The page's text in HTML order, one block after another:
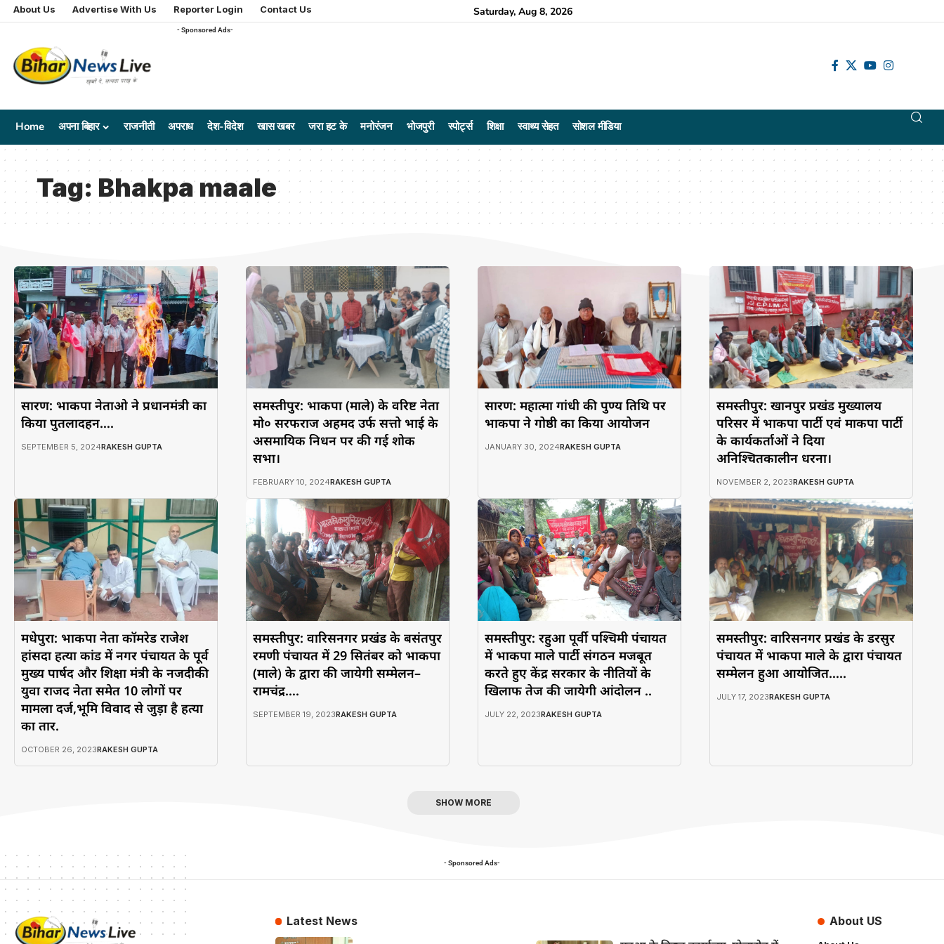
About Us Advertise With Us Reporter Login Contact Us Saturday, Aug 8, 2026
- Sponsored Ads-
Home अपना बिहार राजनीती अपराध देश-विदेश खास खबर जरा हट के मनोरंजन भोजपुरी स्पोर्ट्स शिक्षा स्वाथ्य सेहत सोशल मीडिया
Tag: Bhakpa maale
सारण: भाकपा नेताओ ने प्रधानमंत्री का
किया पुतलादहन….
SEPTEMBER 5, 2024RAKESH GUPTA
समस्तीपुर: भाकपा (माले) के वरिष्ट नेता
मो० सरफराज अहमद उर्फ सत्तो भाई के
असमायिक निधन पर की गई शोक
सभा।
FEBRUARY 10, 2024RAKESH GUPTA
सारण: महात्मा गांधी की पुण्य तिथि पर
भाकपा ने गोष्ठी का किया आयोजन
JANUARY 30, 2024RAKESH GUPTA
समस्तीपुर: खानपुर प्रखंड मुख्यालय
परिसर में भाकपा पार्टी एवं माकपा पार्टी
के कार्यकर्ताओं ने दिया
अनिश्चितकालीन धरना।
NOVEMBER 2, 2023RAKESH GUPTA
मधेपुरा: भाकपा नेता कॉमरेड राजेश
हांसदा हत्या कांड में नगर पंचायत के पूर्व
मुख्य पार्षद और शिक्षा मंत्री के नजदीकी
युवा राजद नेता समेत 10 लोगों पर
मामला दर्ज,भूमि विवाद से जुड़ा है हत्या
का तार.
OCTOBER 26, 2023RAKESH GUPTA
समस्तीपुर: वारिसनगर प्रखंड के बसंतपुर
रमणी पंचायत में 29 सितंबर को भाकपा
(माले) के द्वारा की जायेगी सम्मेलन–
रामचंद्र….
SEPTEMBER 19, 2023RAKESH GUPTA
समस्तीपुर: रहुआ पूर्वी पश्चिमी पंचायत
में भाकपा माले पार्टी संगठन मजबूत
करते हुए केंद्र सरकार के नीतियों के
खिलाफ तेज की जायेगी आंदोलन ..
JULY 22, 2023RAKESH GUPTA
समस्तीपुर: वारिसनगर प्रखंड के डरसुर
पंचायत में भाकपा माले के द्वारा पंचायत
सम्मेलन हुआ आयोजित…..
JULY 17, 2023RAKESH GUPTA
SHOW MORE
- Sponsored Ads-
Latest News About US